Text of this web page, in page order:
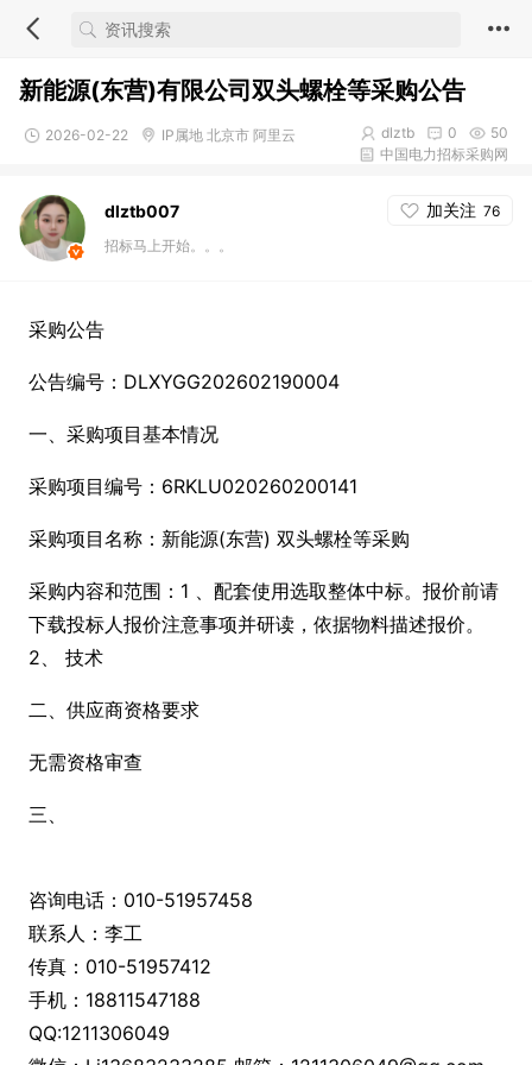
新能源(东营)有限公司双头螺栓等采购公告
2026-02-22 IP属地 北京市 阿里云 50
0
dlztb
中国电力招标采购网
dlztb007 加关注 76
招标马上开始。。。
采购公告
公告编号：DLXYGG202602190004
一、采购项目基本情况
采购项目编号：6RKLU020260200141
采购项目名称：新能源(东营) 双头螺栓等采购
采购内容和范围：1 、配套使用选取整体中标。报价前请
下载投标人报价注意事项并研读，依据物料描述报价。
2、 技术
二、供应商资格要求
无需资格审查
三、
咨询电话：010-51957458
联系人：李工
传真：010-51957412
手机：18811547188
QQ:1211306049